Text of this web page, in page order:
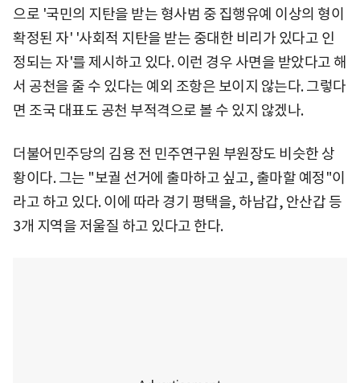
으로 '국민의 지탄을 받는 형사범 중 집행유예 이상의 형이
확정된 자' '사회적 지탄을 받는 중대한 비리가 있다고 인
정되는 자'를 제시하고 있다. 이런 경우 사면을 받았다고 해
서 공천을 줄 수 있다는 예외 조항은 보이지 않는다. 그렇다
면 조국 대표도 공천 부적격으로 볼 수 있지 않겠나.
더불어민주당의 김용 전 민주연구원 부원장도 비슷한 상
황이다. 그는 "보궐 선거에 출마하고 싶고, 출마할 예정"이
라고 하고 있다. 이에 따라 경기 평택을, 하남갑, 안산갑 등
3개 지역을 저울질 하고 있다고 한다.